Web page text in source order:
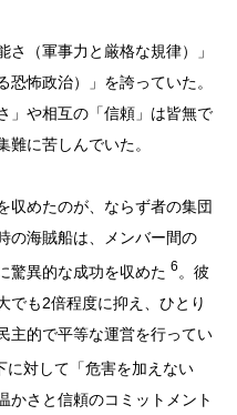
（軍事力と厳格な規律）」
怖政治）」を誇っていた。
」や相互の「信頼」は皆無で
に苦しんでいた。
収めたのが、ならず者の集団
の海賊船は、メンバー間の
驚異的な成功を収めた 6 。彼
でも2倍程度に抑え、ひとり
主的で平等な運営を行ってい
に対して「危害を加えない
かさと信頼のコミットメント